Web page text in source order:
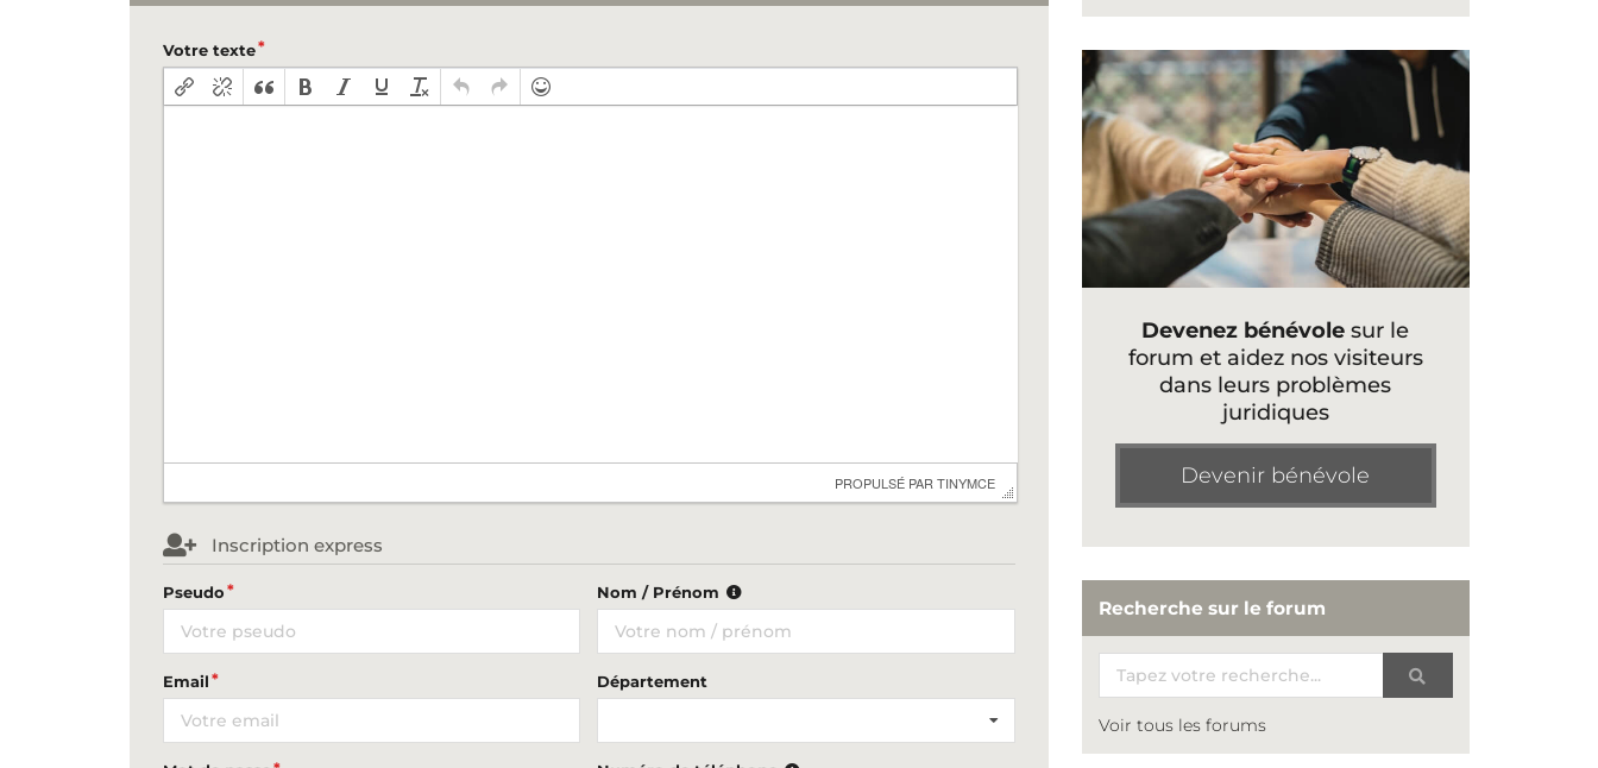
Votre texte
PROPULSÉ PAR TINYMCE
Inscription express
Pseudo Nom / Prénom
Email Département
Devenez bénévole sur le
forum et aidez nos visiteurs
dans leurs problèmes
juridiques
Devenir bénévole
Recherche sur le forum
Voir tous les forums